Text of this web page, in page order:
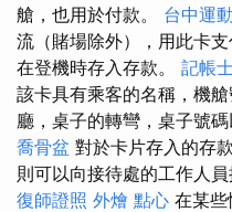
艙，也用於付款。 台中運
流（賭場除外），用此卡
在登機時存入存款。 記帳
該卡具有乘客的名稱，機
廳，桌子的轉彎，桌子號
喬骨盆 對於卡片存入的存
則可以向接待處的工作人
復師證照 外燴 點心 在某